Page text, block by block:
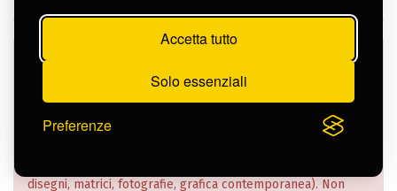
Accetta tutto
Solo essenziali
Preferenze
Nella Banca Dati dell’Istituto sono confluiti dati e
informazioni della catalogazione informatizzata effettuata
su tutto il patrimonio, a partire da una massiva schedatura
realizzata agli albori dell’era tecnologica nel biennio 1987-
89, che ha interessato l’intera consistenza delle collezioni
disegni, matrici, fotografie, grafica contemporanea). Non